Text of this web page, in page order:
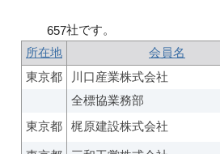
657社です。
所在地
会員名
東京都
川口産業株式会社
全標協業務部
東京都
梶原建設株式会社